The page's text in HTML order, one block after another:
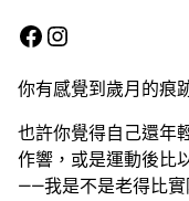
Facebook
Instagram
你有感覺到歲月的痕
也許你覺得自己還年
作響，或是運動後比
——我是不是老得比實